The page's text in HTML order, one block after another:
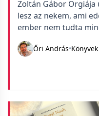
Zoltán Gábor Orgiája
lesz az nekem, ami
ember nem tudta
talán mégis?
mindenki az
tettünk, mi
ezt-azt róla, hallunk,
Őri András•Könyvek